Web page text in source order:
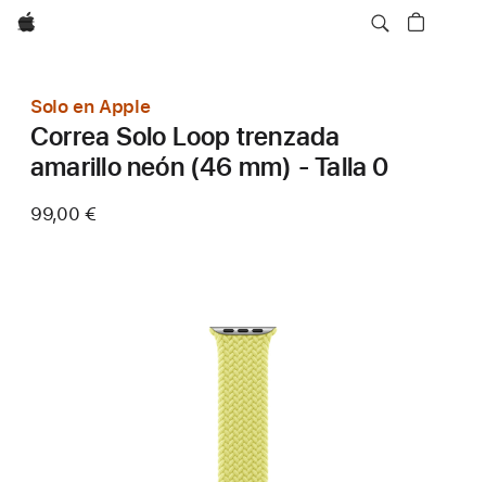
Apple
Solo en Apple
Correa Solo Loop trenzada
amarillo neón (46 mm) - Talla 0
99,00 €